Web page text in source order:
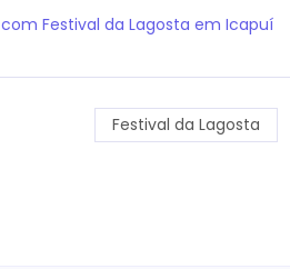
Festival da Lagosta em Icapuí
Festival da Lagosta